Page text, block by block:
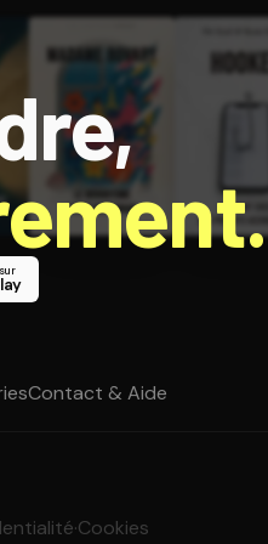
Contact & Aide
·Cookies